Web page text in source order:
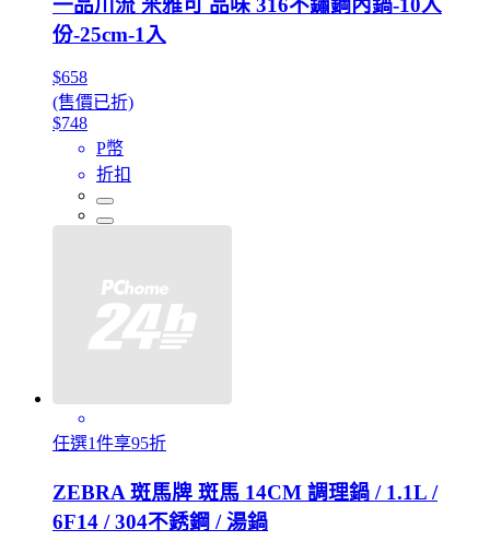
一品川流 米雅可 品味 316不鏽鋼內鍋-10人
份-25cm-1入
$658
(售價已折)
$748
P幣
折扣
任選1件享95折
ZEBRA 斑馬牌 斑馬 14CM 調理鍋 / 1.1L /
6F14 / 304不銹鋼 / 湯鍋